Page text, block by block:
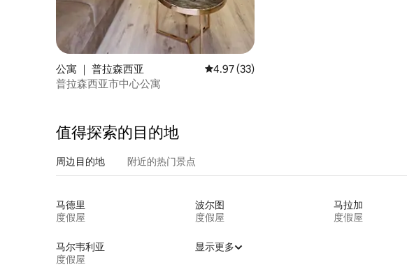
公寓 ｜ 普拉森西亚 平均评分 4.97 分（满分 5 分），共 33 条评价
4.97 (33)
普拉森西亚市中心公寓
值得探索的目的地
周边目的地 附近的热门景点
马德里
度假屋
波尔图
度假屋
马拉加
度假屋
马尔韦利亚
度假屋
显示更多